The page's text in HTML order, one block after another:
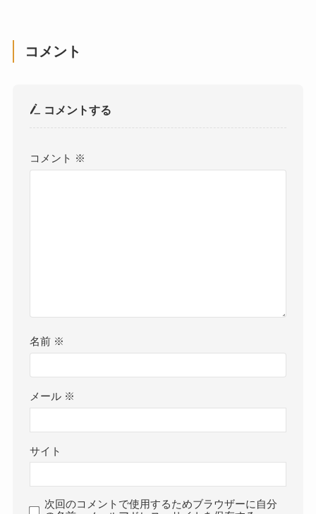
コメント
コメントする
コメント ※
名前 ※
メール ※
サイト
次回のコメントで使用するためブラウザーに自分